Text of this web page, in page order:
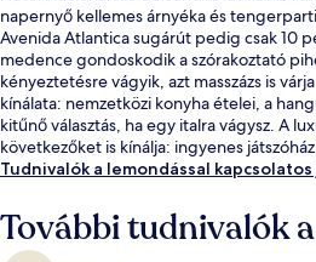
napernyő kellemes árnyéka és
Avenida Atlantica sugárút pedig csak 10
medence gondoskodik a szórakoztató
kényeztetésre vágyik, azt masszázs is
kínálata: nemzetközi konyha ételei, a
kitűnő választás, ha egy italra vágysz. A
következőket is kínálja: ingyenes
fitneszlétesítmény. Más utazók imádják a
Tudnivalók a lemondással
További tudnivalók